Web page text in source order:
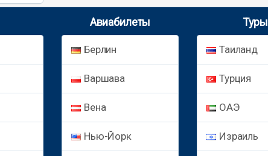
Авиабилеты
Берлин
Варшава
Вена
Нью-Йорк
Туры
Таиланд
Турция
ОАЭ
Израиль